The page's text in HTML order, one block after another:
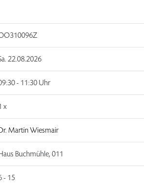
22.08.2026
- 11:30 Uhr
x
Martin Wiesmair
Buchmühle, 011
- 15